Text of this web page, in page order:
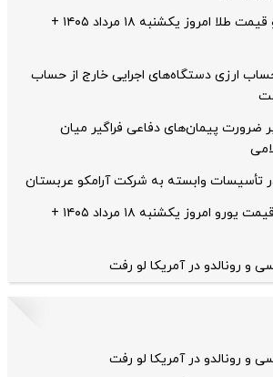
قیمت سکه و قیمت طلا امروز یکشنبه ۱۸ مرداد ۱۴۰۵ +
۱۲۴ حساب ارزی دستگاه‌های اجرایی خارج از حساب
ضرورت پیمان‌های دفاعی فراگیر میان
وابسته به شرکت آرامکو عربستان
قیمت دلار و قیمت یورو امروز یکشنبه ۱۸ مرداد ۱۴۰۵ +
و رونالدو در آمریکا لو رفت
و رونالدو در آمریکا لو رفت